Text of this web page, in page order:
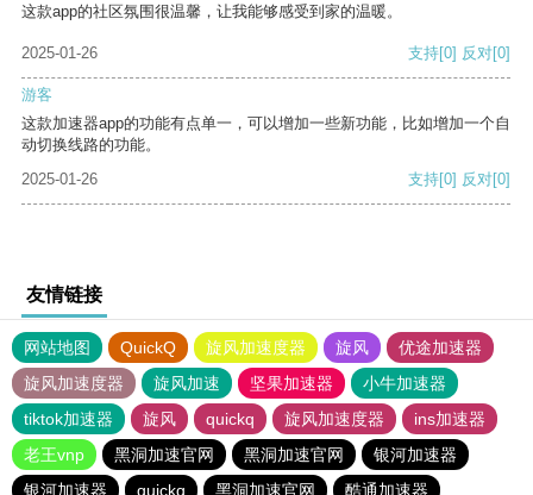
这款app的社区氛围很温馨，让我能够感受到家的温暖。
2025-01-26 支持[0] 反对[0]
游客
这款加速器app的功能有点单一，可以增加一些新功能，比如增加一个自
动切换线路的功能。
2025-01-26
支持[0] 反对[0]
友情链接
网站地图 QuickQ 旋风加速度器 旋风
优途加速器
旋风加速度器
旋风加速 坚果加速器
小牛加速器
tiktok加速器
旋风 quickq 旋风加速度器
ins加速器
老王vnp
黑洞加速官网 黑洞加速官网
银河加速器
银河加速器
quickq 黑洞加速官网 酷通加速器